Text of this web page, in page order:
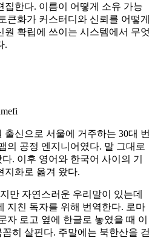
집한다. 이름이 어떻게 소유 가능
큰화가 커스터디와 신뢰를 어떻게
원 확립에 쓰이는 시스템에서 무엇
.
출신으로 서울에 거주하는 30대 번
의 공정 엔지니어였다. 말 그대로
. 이후 영어와 한국어 사이의 기
지화로 옮겨 왔다.
만 자연스러운 우리말이 있는데
지친 독자를 위해 번역한다. 로마
자 로고 옆에 한글로 놓였을 때 이
히 살핀다. 주말에는 북한산을 걷